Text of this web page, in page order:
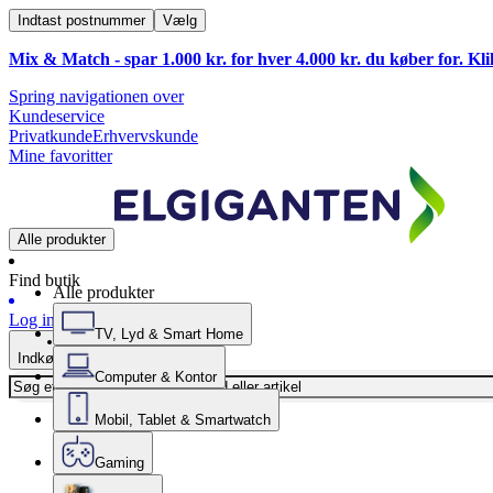
Indtast postnummer Vælg
Mix & Match - spar 1.000 kr. for hver 4.000 kr. du køber for.
Spring navigationen over
Kundeservice
PrivatkundeErhvervskunde
Mine favoritter
Alle produkter
Find butik
Log ind
Indkøbskurv
Alle produkter
TV, Lyd & Smart Home
Computer & Kontor
Mobil, Tablet & Smartwatch
Gaming